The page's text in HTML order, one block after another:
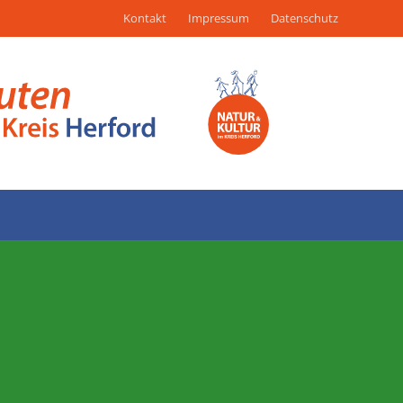
Kontakt Impressum Datenschutz